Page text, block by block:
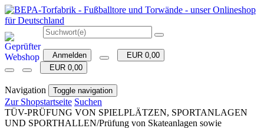
Anmelden
EUR 0,00
EUR 0,00
Navigation Toggle navigation
Zur Shopstartseite Suchen
TÜV-PRÜFUNG VON SPIELPLÄTZEN, SPORTANLAGEN
UND SPORTHALLEN/Prüfung von Skateanlagen sowie